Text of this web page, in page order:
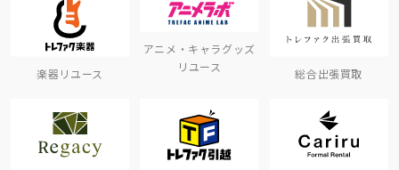
楽器リユース
アニメ・キャラグッズ
リユース
総合出張買取